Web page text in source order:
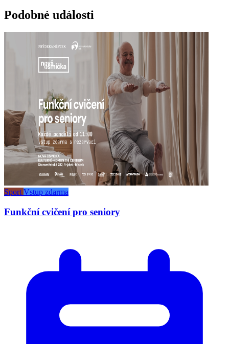
Podobné události
Sport Vstup zdarma
Funkční cvičení pro seniory